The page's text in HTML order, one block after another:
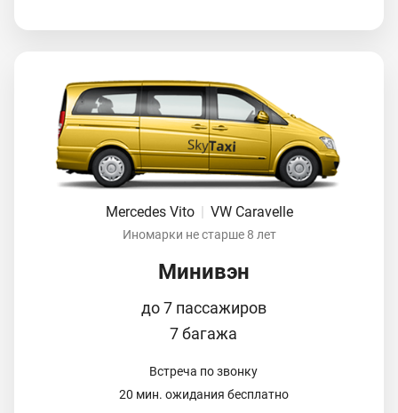
Mercedes Vito VW Caravelle
Иномарки не старше 8 лет
Минивэн
до 7 пассажиров
7 багажа
Встреча по звонку
20 мин. ожидания бесплатно